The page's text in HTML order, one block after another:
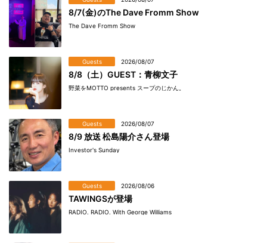
8/7(金)のThe Dave Fromm Show
The Dave Fromm Show
Guests 2026/08/07
8/8（土）GUEST：青柳文子
野菜をMOTTO presents スープのじかん。
Guests 2026/08/07
8/9 放送 松島陽介さん登場
Investor's Sunday
Guests 2026/08/06
TAWINGSが登場
RADIO. RADIO. With George Williams